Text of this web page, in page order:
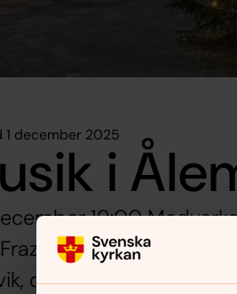
december 2025
i
19:00
Helmbold,
orgel och piano